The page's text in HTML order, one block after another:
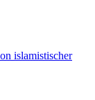
islamistischer